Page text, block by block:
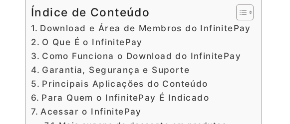
Índice de Conteúdo
Download e Área de Membros do InfinitePay
O Que É o InfinitePay
Como Funciona o Download do InfinitePay
Garantia, Segurança e Suporte
Principais Aplicações do Conteúdo
Para Quem o InfinitePay É Indicado
Acessar o InfinitePay